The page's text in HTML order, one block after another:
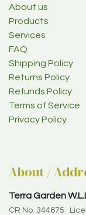
About us
Products
Services
FAQ
Shipping Policy
Returns Policy
Refunds Policy
Terms of Service
Privacy Policy
About /
Terra Garden
CR No. 344675 ·